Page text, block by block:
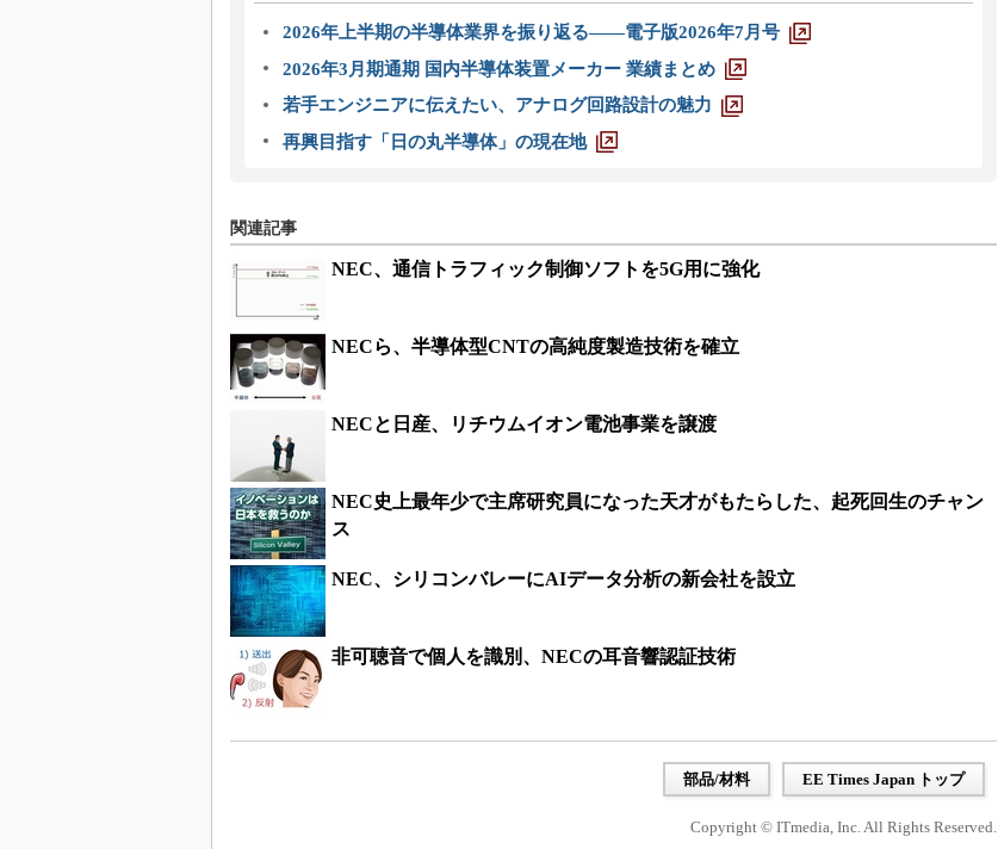
2026年上半期の半導体業界を振り返る――電子版2026年7月号
2026年3月期通期 国内半導体装置メーカー 業績まとめ
若手エンジニアに伝えたい、アナログ回路設計の魅力
再興目指す「日の丸半導体」の現在地
関連記事
NEC、通信トラフィック制御ソフトを5G用に強化
NECら、半導体型CNTの高純度製造技術を確立
NECと日産、リチウムイオン電池事業を譲渡
NEC史上最年少で主席研究員になった天才がもたらした、起死回生のチャン
ス
NEC、シリコンバレーにAIデータ分析の新会社を設立
非可聴音で個人を識別、NECの耳音響認証技術
部品/材料 EE Times Japan トップ
Copyright © ITmedia, Inc. All Rights Reserved.